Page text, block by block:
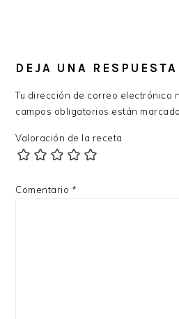
CON
LECTORES
DEJA UNA RESPUESTA
Tu dirección de correo electrónico
campos obligatorios están
Valoración de la receta
Comentario *